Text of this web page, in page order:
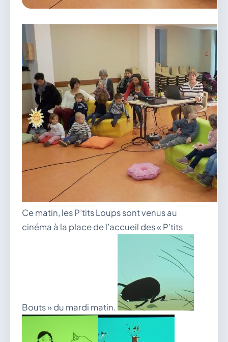
mairie@douvres.fr
140 Place de la Babillière, 01500 Douvres
Le guichet des associations
publier une annonce
Ce matin, les P’tits Loups sont venus au
cinéma à la place de l’accueil des « P’tits
Bouts » du mardi matin.